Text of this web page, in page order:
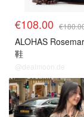
€108.00
ALOHAS
鞋
@dealmoon.de